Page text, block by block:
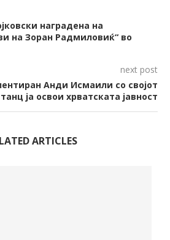
наградена на
на Зоран Радмиловиќ“ во
next post
Анди Исмаили со својот
танц ја освои хрватската јавност
ARTICLES